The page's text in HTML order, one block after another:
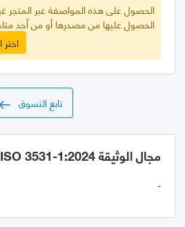
الحصول على هذه المواصفة عبر المتجر
الحصول عليها من مصدرها أو من أحد
تابع التسوق
مجال الوثيقة GSO ISO 3531-1:2024
-